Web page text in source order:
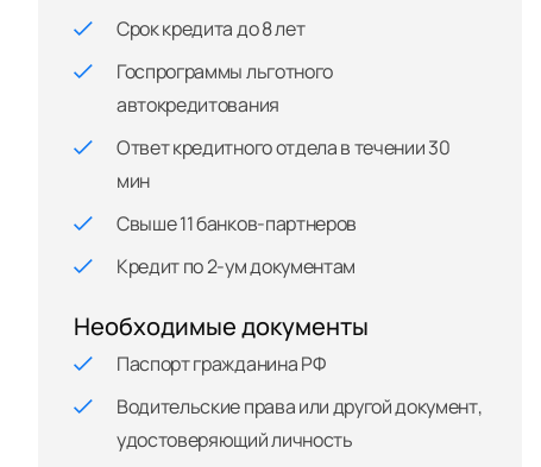
Срок кредита до 8 лет
Госпрограммы льготного
автокредитования
Ответ кредитного отдела в течении 30
мин
Свыше 11 банков-партнеров
Кредит по 2-ум документам
Необходимые документы
Паспорт гражданина РФ
Водительские права или другой документ,
удостоверяющий личность